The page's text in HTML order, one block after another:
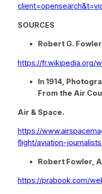
SOURCES
Robert G.
https://fr.wikipedia.org/
In 1914,
From the Air
Air & Space.
https://
flight/aviation-
Robert Fowler,
https://prabook.com/